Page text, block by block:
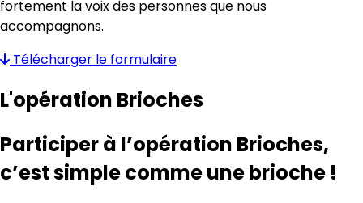
fortement la voix des personnes que nous
accompagnons.
Télécharger le formulaire
L'opération Brioches
Participer à l’opération Brioches,
c’est simple comme une brioche !